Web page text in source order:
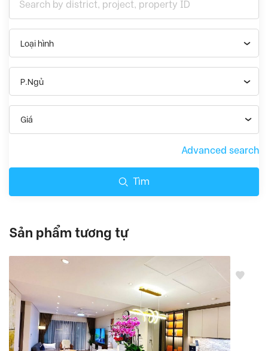
Loại hình
P.Ngủ
Giá
Advanced search
Tìm
Sản phẩm tương tự